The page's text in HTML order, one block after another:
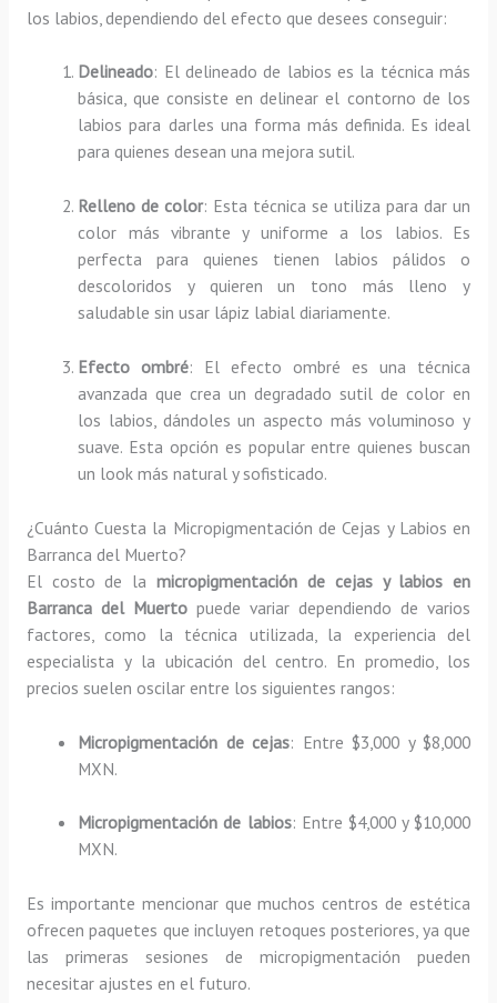
los labios, dependiendo del efecto que desees conseguir:
Delineado: El delineado de labios es la técnica más
básica, que consiste en delinear el contorno de los
labios para darles una forma más definida. Es ideal
para quienes desean una mejora sutil.
Relleno de color: Esta técnica se utiliza para dar un
color más vibrante y uniforme a los labios. Es
perfecta para quienes tienen labios pálidos o
descoloridos y quieren un tono más lleno y
saludable sin usar lápiz labial diariamente.
Efecto ombré: El efecto ombré es una técnica
avanzada que crea un degradado sutil de color en
los labios, dándoles un aspecto más voluminoso y
suave. Esta opción es popular entre quienes buscan
un look más natural y sofisticado.
¿Cuánto Cuesta la Micropigmentación de Cejas y Labios en
Barranca del Muerto?
El costo de lamicropigmentación de cejas y labios en
Barranca del Muertopuede variar dependiendo de varios
factores, como la técnica utilizada, la experiencia del
especialista y la ubicación del centro. En promedio, los
precios suelen oscilar entre los siguientes rangos:
Micropigmentación de cejas: Entre $3,000 y $8,000
MXN.
Micropigmentación de labios: Entre $4,000 y $10,000
MXN.
Es importante mencionar que muchos centros de estética
ofrecen paquetes que incluyen retoques posteriores, ya que
las primeras sesiones de micropigmentación pueden
necesitar ajustes en el futuro.